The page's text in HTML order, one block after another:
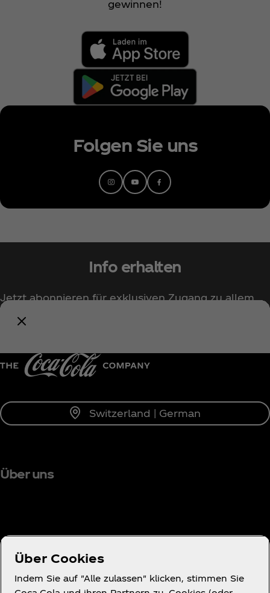
gewinnen!
Folgen Sie uns
Info erhalten
Jetzt abonnieren für exklusiven Zugang zu allem
Switzerland | German
Über uns
Brauchst du Hilfe?
Über Cookies
Indem Sie auf "Alle zulassen" klicken, stimmen Sie